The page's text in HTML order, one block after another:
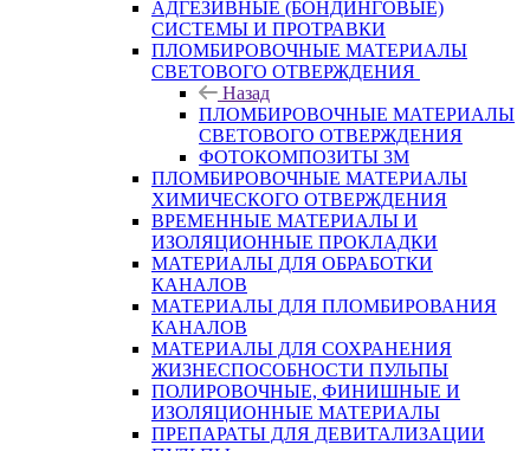
АДГЕЗИВНЫЕ (БОНДИНГОВЫЕ)
СИСТЕМЫ И ПРОТРАВКИ
ПЛОМБИРОВОЧНЫЕ МАТЕРИАЛЫ
СВЕТОВОГО ОТВЕРЖДЕНИЯ
Назад
ПЛОМБИРОВОЧНЫЕ МАТЕРИАЛЫ
СВЕТОВОГО ОТВЕРЖДЕНИЯ
ФОТОКОМПОЗИТЫ 3М
ПЛОМБИРОВОЧНЫЕ МАТЕРИАЛЫ
ХИМИЧЕСКОГО ОТВЕРЖДЕНИЯ
ВРЕМЕННЫЕ МАТЕРИАЛЫ И
ИЗОЛЯЦИОННЫЕ ПРОКЛАДКИ
МАТЕРИАЛЫ ДЛЯ ОБРАБОТКИ
КАНАЛОВ
МАТЕРИАЛЫ ДЛЯ ПЛОМБИРОВАНИЯ
КАНАЛОВ
МАТЕРИАЛЫ ДЛЯ СОХРАНЕНИЯ
ЖИЗНЕСПОСОБНОСТИ ПУЛЬПЫ
ПОЛИРОВОЧНЫЕ, ФИНИШНЫЕ И
ИЗОЛЯЦИОННЫЕ МАТЕРИАЛЫ
ПРЕПАРАТЫ ДЛЯ ДЕВИТАЛИЗАЦИИ